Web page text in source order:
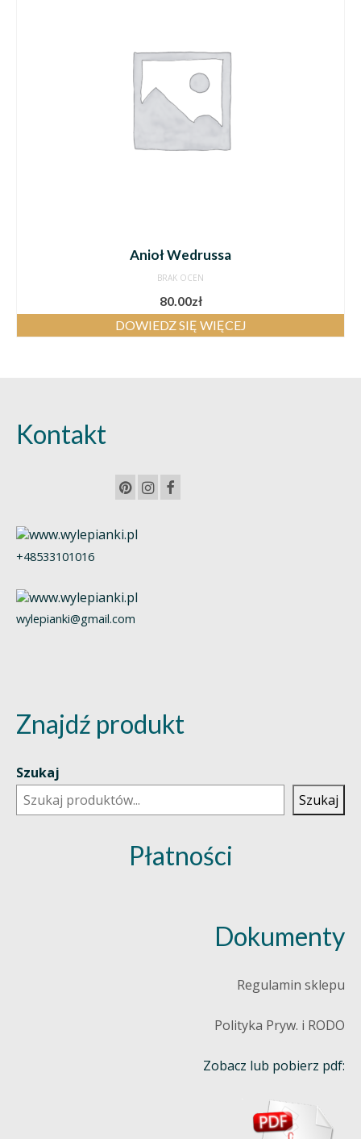
Anioł Wedrussa
BRAK OCEN
80.00zł
DOWIEDZ SIĘ WIĘCEJ
Kontakt
+48533101016
wylepianki@gmail.com
Znajdź produkt
Szukaj
Szukaj
Płatności
Dokumenty
Regulamin sklepu
Polityka Pryw. i RODO
Zobacz lub pobierz pdf: